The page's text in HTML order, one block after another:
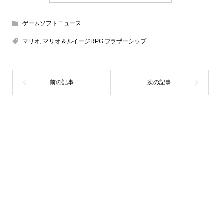
ゲームソフトニュース
マリオ マリオ＆ルイージRPG ブラザーシップ